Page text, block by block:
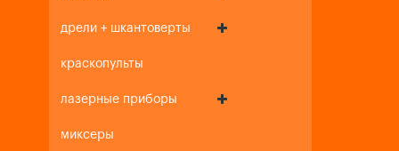
дрели + шкантоверты
краскопульты
лазерные приборы
миксеры